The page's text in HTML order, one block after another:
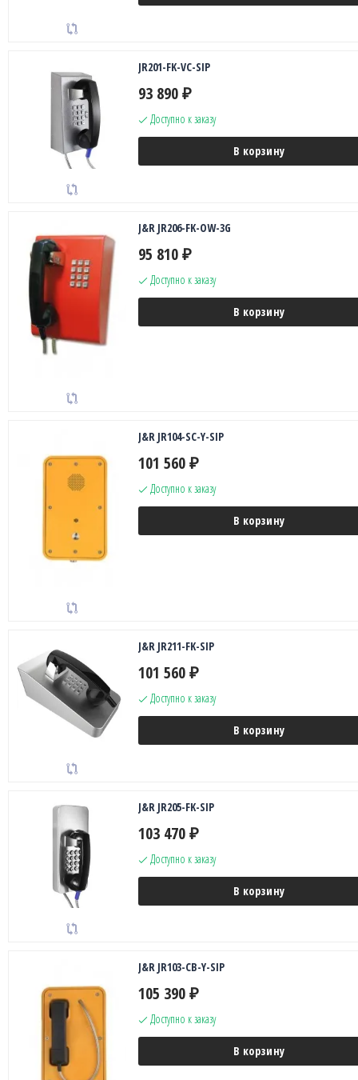
JR201-FK-VC-SIP
93 890 ₽
Доступно к заказу
В корзину
J&R JR206-FK-OW-3G
95 810 ₽
Доступно к заказу
В корзину
J&R JR104-SC-Y-SIP
101 560 ₽
Доступно к заказу
В корзину
J&R JR211-FK-SIP
101 560 ₽
Доступно к заказу
В корзину
J&R JR205-FK-SIP
103 470 ₽
Доступно к заказу
В корзину
J&R JR103-CB-Y-SIP
105 390 ₽
Доступно к заказу
В корзину